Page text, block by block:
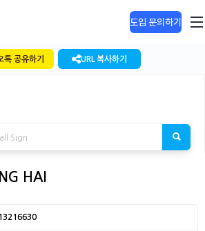
도입 문의하기
톡 공유하기 URL 복사하기
HAI